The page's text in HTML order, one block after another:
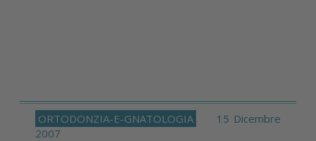
ORTODONZIA-E-GNATOLOGIA
15 Dicembre
2007